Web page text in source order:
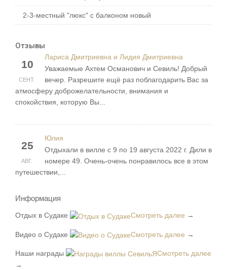
2-3-местный "люкс" с балконом новый
Отзывы
10
СЕНТ.
Лариса Дмитриевна и Лидия Дмитриевна
Уважаемые Ахтем Османович и Севиль! Добрый
вечер. Разрешите ещё раз поблагодарить Вас за
атмосферу доброжелательности, внимания и
спокойствия, которую Вы...
25
АВГ.
Юлия
Отдыхали в вилле с 9 по 19 августа 2022 г. Дили в
номере 49. Очень-очень понравилось все в этом
путешествии,...
Информация
Отдых в Судаке Смотреть далее →
Видео о Судаке Смотреть далее →
Наши награды
Смотреть далее
→